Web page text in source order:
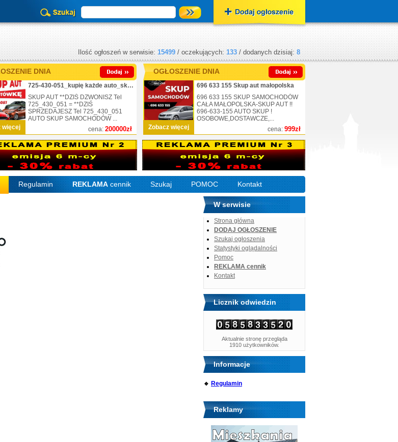
Ilość ogłoszeń w serwisie: 15499 / oczekujących: 133 / dodanych dzisiaj: 8
DNIA
więcej cena: 200000zł
725-430-051_kupię każde auto_skup_nr.1
SKUP AUT **DZIŚ DZWONISZ Tel
725_430_051 = **DZIŚ
SPRZEDAJESZ Tel 725_430_051
AUTO SKUP SAMOCHODÓW ...
OGŁOSZENIE DNIA
Zobacz więcej cena: 999zł
696 633 155 Skup aut małopolska
696 633 155 SKUP SAMOCHODÓW
CAŁA MAŁOPOLSKA-SKUP AUT !!
696-633-155 AUTO SKUP !
OSOBOWE,DOSTAWCZE,...
Regulamin REKLAMA cennik Szukaj POMOC Kontakt
W serwisie
Strona główna
DODAJ OGŁOSZENIE
Szukaj ogłoszenia
Statystyki oglądalności
Pomoc
REKLAMA cennik
Kontakt
Licznik odwiedzin
Aktualnie stronę przegląda
1910 użytkowników.
Informacje
🔹 Regulamin
Reklamy